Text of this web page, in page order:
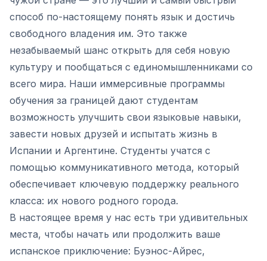
способ по-настоящему понять язык и достичь
свободного владения им. Это также
незабываемый шанс открыть для себя новую
культуру и пообщаться с единомышленниками со
всего мира. Наши иммерсивные программы
обучения за границей дают студентам
возможность улучшить свои языковые навыки,
завести новых друзей и испытать жизнь в
Испании и Аргентине. Студенты учатся с
помощью коммуникативного метода, который
обеспечивает ключевую поддержку реального
класса: их нового родного города.
В настоящее время у нас есть три удивительных
места, чтобы начать или продолжить ваше
испанское приключение: Буэнос-Айрес,